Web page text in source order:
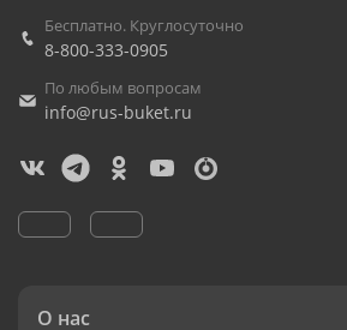
Бесплатно. Круглосуточно
8-800-333-0905
По любым вопросам
info@rus-buket.ru
О нас